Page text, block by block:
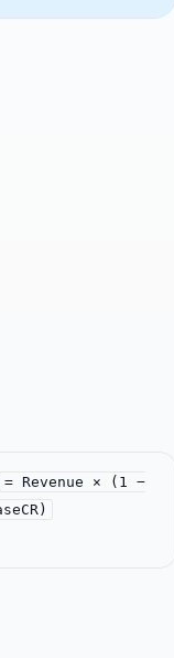
= Revenue × (1 −